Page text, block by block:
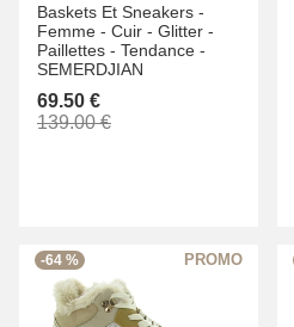
Baskets Et Sneakers -
Femme - Cuir - Glitter -
Paillettes - Tendance -
SEMERDJIAN
69.50 €
139.00 €
-64 %